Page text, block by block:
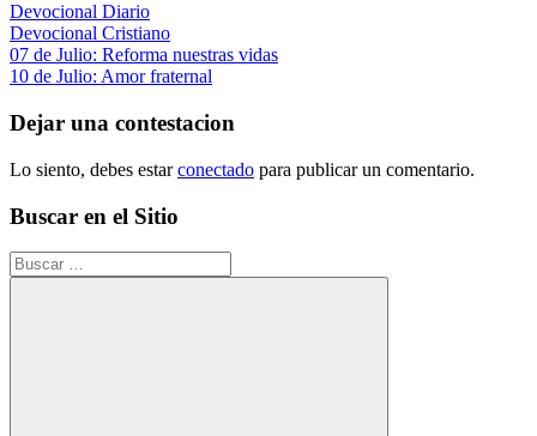
Devocional Diario
Devocional Cristiano
Navegación
de
entradas
Entrada
anterior:
07 de Julio: Reforma nuestras vidas
Siguiente
10 de Julio: Amor fraternal
Dejar una contestacion
Lo siento, debes estarconectado para publicar un comentario.
Buscar en el Sitio
Buscar: